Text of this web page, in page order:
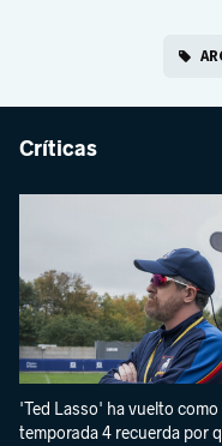
Críticas
'Ted Lasso' ha vuelto
temporada 4 recuerda por